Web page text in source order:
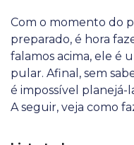
Com o momento do
preparado, é hora
falamos acima, ele é
pular. Afinal, sem
é impossível planejá-
A seguir, veja como